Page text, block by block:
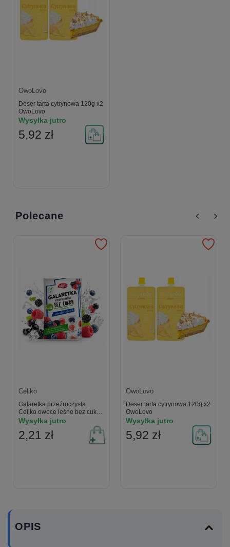
OwoLovo
Deser tarta cytrynowa 120g x2
OwoLovo
Wysyłka jutro
5,92 zł
Polecane
Celiko
Galaretka przeźroczysta
Celiko owoce leśne bez cukru
i glutenu 14g
Wysyłka jutro
2,21 zł
OwoLovo
Deser tarta cytrynowa 120g x2
OwoLovo
Wysyłka jutro
5,92 zł
OPIS